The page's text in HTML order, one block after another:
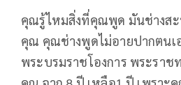
คุณรู้ไหมสิ่งที่คุณพูด มันช่างส
คุณ คุณช่างพูดไม่อายปากตนเ
พระบรมราชโองการ พระรา